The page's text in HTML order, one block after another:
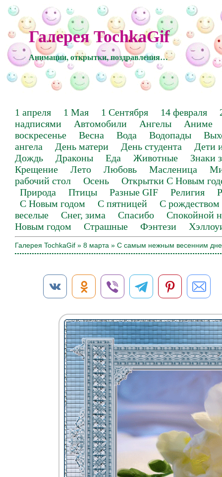
Галерея TochkaGif
Анимации, открытки, поздравления…
1 апреля 1 Мая 1 Сентября 14 февраля
надписями
Автомобили Ангелы
Аниме
воскресенье
Весна Вода Водопады
ангела
День матери День студента
Дети
Дождь
Драконы Еда Животные
Знаки
Крещение
Лето Любовь Масленица
рабочий стол
Осень
Открытки С Новым
Природа
Птицы Разные GIF Религия
С Новым годом
С пятницей
С рождеством
веселые
Снег, зима Спасибо
Спокойной
Новым годом
Страшные Фэнтези
Галерея TochkaGif » 8 марта » С самым нежным весенним